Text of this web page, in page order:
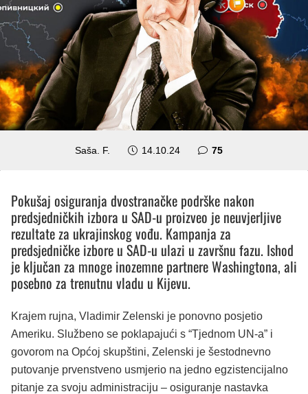
Saša. F. 14.10.24 75komentara
Pokušaj osiguranja dvostranačke podrške nakon
predsjedničkih izbora u SAD-u proizveo je neuvjerljive
rezultate za ukrajinskog vođu. Kampanja za
predsjedničke izbore u SAD-u ulazi u završnu fazu. Ishod
je ključan za mnoge inozemne partnere Washingtona, ali
posebno za trenutnu vladu u Kijevu.
Krajem rujna, Vladimir Zelenski je ponovno posjetio
Ameriku. Službeno se poklapajući s “Tjednom UN-a” i
govorom na Općoj skupštini, Zelenski je šestodnevno
putovanje prvenstveno usmjerio na jedno egzistencijalno
pitanje za svoju administraciju – osiguranje nastavka